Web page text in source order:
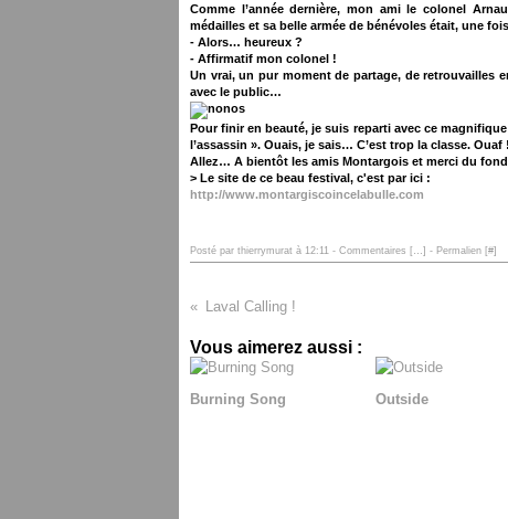
Comme l’année dernière, mon ami le colonel
médailles et sa belle armée de bénévoles était, une
- Alors… heureux ?
- Affirmatif mon colonel !
Un vrai, un pur moment de partage, de retrouvailles
avec le public…
Pour finir en beauté, je suis reparti avec ce
l’assassin ». Ouais, je sais… C’est trop la classe. Ouaf
Allez… A bientôt les amis Montargois et merci du
> Le site de ce beau festival, c'est par ici :
http://www.montargiscoincelabulle.com
Posté par thierrymurat à 12:11 - Commentaires […] - Permalien [#]
Laval Calling !
Vous aimerez aussi :
Burning Song
Outside